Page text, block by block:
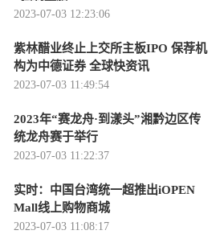
2023-07-03 12:23:06
紫林醋业终止上交所主板IPO 保荐机
构为中德证券 全球快资讯
2023-07-03 11:49:54
2023年“赛龙舟·到漾头”湘黔边区传
统龙舟赛于举行
2023-07-03 11:22:37
实时：中国台湾统一超推出iOPEN
Mall线上购物商城
2023-07-03 11:08:17